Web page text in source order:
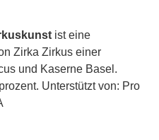
ist eine
Zirka Zirkus einer
und Kaserne Basel.
Unterstützt von: Pro